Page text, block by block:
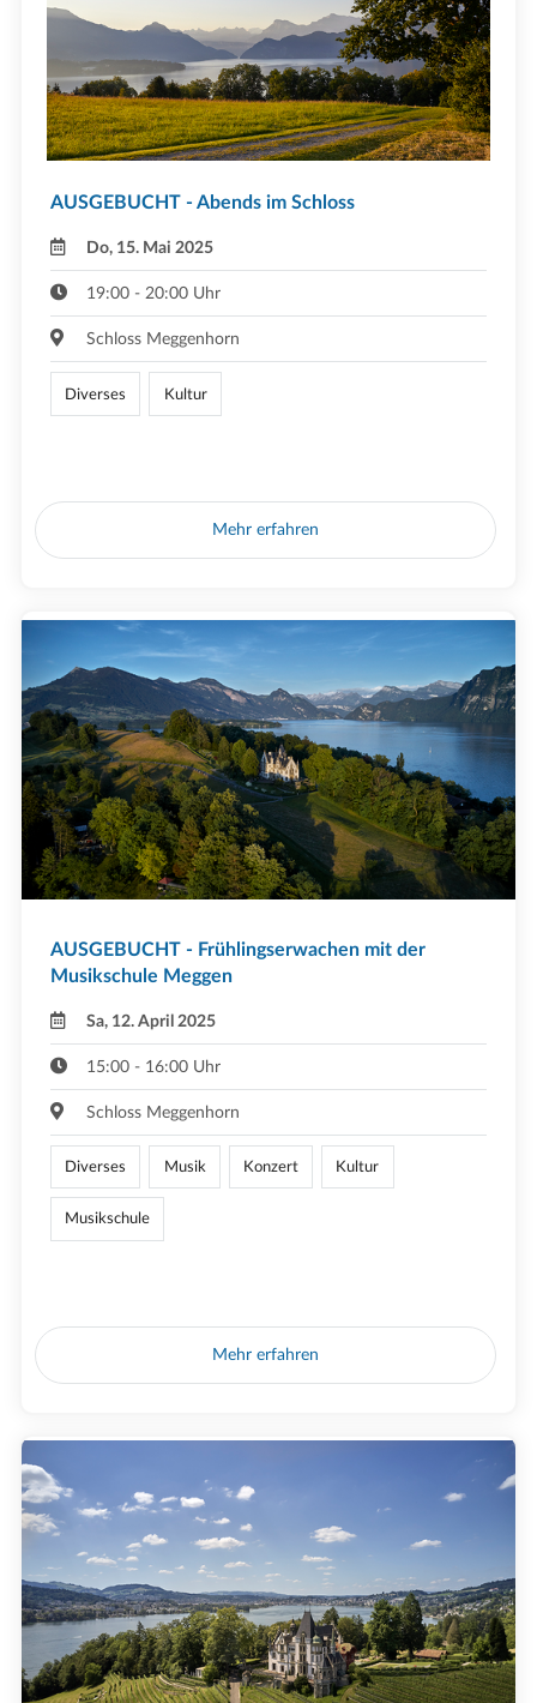
AUSGEBUCHT - Abends im Schloss
Do, 15. Mai 2025
19:00 - 20:00 Uhr
Schloss Meggenhorn
Diverses Kultur
Mehr erfahren
AUSGEBUCHT - Frühlingserwachen mit der
Musikschule Meggen
Sa, 12. April 2025
15:00 - 16:00 Uhr
Schloss Meggenhorn
Diverses Musik Konzert Kultur
Musikschule
Mehr erfahren